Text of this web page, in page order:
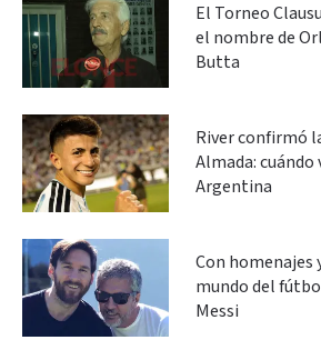
El Torneo
el nombre de
Butta
River confirmó
Almada: cuándo
Argentina
Con homenajes
mundo del
Messi